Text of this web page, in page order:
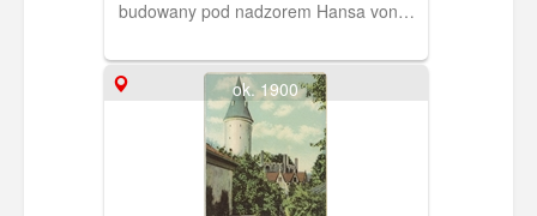
międzywojennym. Pocztówka w obiegu
budowany pod nadzorem Hansa von
Obberghena. Obiekt pełnił funkcje
militarne. Jego załoga kontrolowała
statki wpływające do gdańskiego portu,
a wieża do 1758 r. spełniała rolę latarni
morskiej. W XIX r. znajdowało się tu
również więzienie. Obecnie pełni
funkcje muzealne.
ok. 1900